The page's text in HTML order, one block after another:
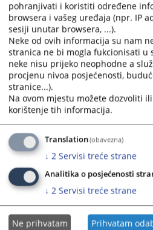
određenog vještaka. U slučaju
tumača pored lokacije moguće
Poništavanje pretrage:
Sve prethodno zadate uslove
klikom na simbol "-" (žute boje),
izbrati nove kriterijume za
Adresar sadrži podatke o:
više od 1500 sudskih
nadležnih institucija u
BiH,
više od 700 sudskih tumača
nadležnih institucija u
Adresar je dostupan
ovdje
https://www.pravosudje.ba/vstv/
pohranjivati i koristiti određene
browsera i vašeg uređaja (npr. IP
sesiji unutar browsera, ...).
Neke od ovih informacija su nam
stranica ne bi mogla fukcionisati u
neke nisu prijeko neophodne a
procjenu nivoa posjećenosti,
stranice...).
Na ovom mjestu možete dozvoliti
korištenje tih informacija.
Translation(obavezna)
↓ 2 Servisi treće strane
Analitika o posjećenosti
↓ 2 Servisi treće strane
Ne prihvatam Prihvatam